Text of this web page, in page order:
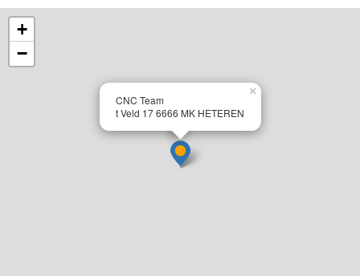
CNC Team
t Veld 17 6666 MK HETEREN
×
+
−